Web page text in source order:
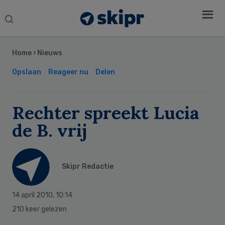
Search
Home › Nieuws
Opslaan Reageer nu Delen
Rechter spreekt Lucia
de B. vrij
Skipr Redactie
14 april 2010, 10:14
210 keer gelezen
Sidebar